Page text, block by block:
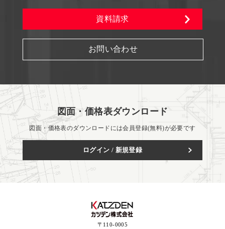
資料請求
お問い合わせ
図面・価格表ダウンロード
図面・価格表のダウンロードには会員登録(無料)が必要です
ログイン / 新規登録
〒110-0005